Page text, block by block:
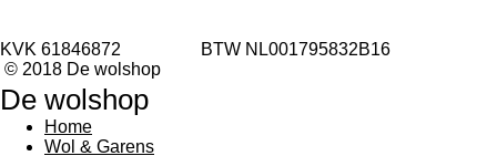
KVK 61846872 BTW NL001795832B16
© 2018 De wolshop
De wolshop
Home
Wol & Garens